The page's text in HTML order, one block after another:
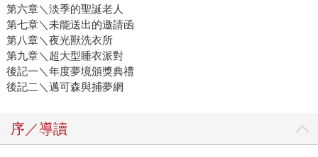
第六章＼淡季的聖誕老人
第七章＼未能送出的邀請函
第八章＼夜光獸洗衣所
第九章＼超大型睡衣派對
後記一＼年度夢境頒獎典禮
後記二＼邁可森與捕夢網
序／導讀